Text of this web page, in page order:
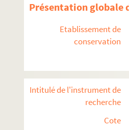
Présentation globale
Etablissement de
conservation
Intitulé de l'instrument de
recherche
Cote
3e
4e arrondissement
4-DEP-016-
4-DEP-016-
8-DEP-016-